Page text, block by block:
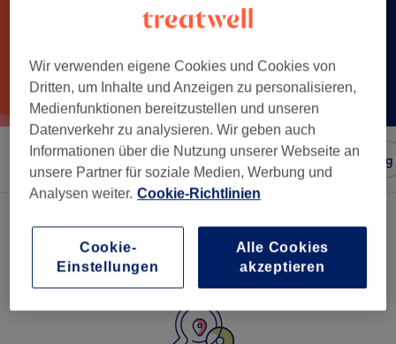
Sortieren nach Salons Expressangebote Bewertung
Wir verwenden eigene Cookies und Cookies von
Dritten, um Inhalte und Anzeigen zu personalisieren,
Medienfunktionen bereitzustellen und unseren
Datenverkehr zu analysieren. Wir geben auch
Informationen über die Nutzung unserer Webseite an
unsere Partner für soziale Medien, Werbung und
Analysen weiter. Cookie-Richtlinien
Cookie-
Einstellungen
Alle Cookies
akzeptieren